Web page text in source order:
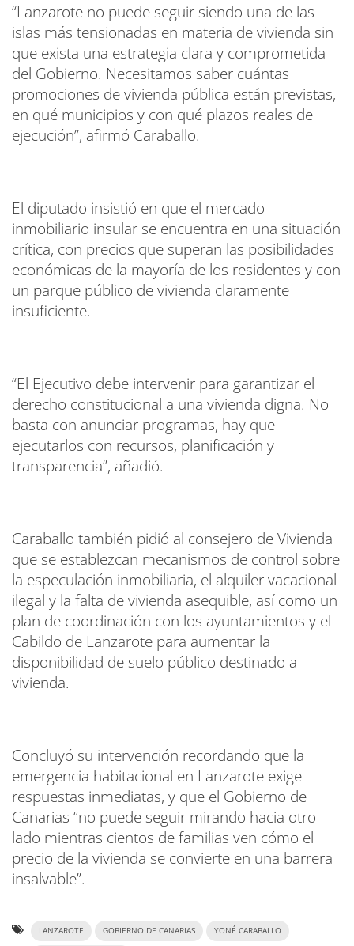
“Lanzarote no puede seguir siendo una de las
islas más tensionadas en materia de vivienda sin
que exista una estrategia clara y comprometida
del Gobierno. Necesitamos saber cuántas
promociones de vivienda pública están previstas,
en qué municipios y con qué plazos reales de
ejecución”, afirmó Caraballo.
El diputado insistió en que el mercado
inmobiliario insular se encuentra en una situación
crítica, con precios que superan las posibilidades
económicas de la mayoría de los residentes y con
un parque público de vivienda claramente
insuficiente.
“El Ejecutivo debe intervenir para garantizar el
derecho constitucional a una vivienda digna. No
basta con anunciar programas, hay que
ejecutarlos con recursos, planificación y
transparencia”, añadió.
Caraballo también pidió al consejero de Vivienda
que se establezcan mecanismos de control sobre
la especulación inmobiliaria, el alquiler vacacional
ilegal y la falta de vivienda asequible, así como un
plan de coordinación con los ayuntamientos y el
Cabildo de Lanzarote para aumentar la
disponibilidad de suelo público destinado a
vivienda.
Concluyó su intervención recordando que la
emergencia habitacional en Lanzarote exige
respuestas inmediatas, y que el Gobierno de
Canarias “no puede seguir mirando hacia otro
lado mientras cientos de familias ven cómo el
precio de la vivienda se convierte en una barrera
insalvable”.
LANZAROTE GOBIERNO DE CANARIAS YONÉ CARABALLO